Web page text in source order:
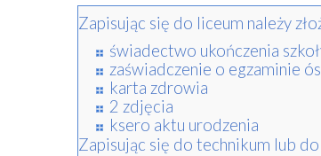
Zapisując się do liceum należy
świadectwo ukończenia
zaświadczenie o egzaminie
karta zdrowia
2 zdjęcia
ksero aktu urodzenia
Zapisując się do technikum lub do